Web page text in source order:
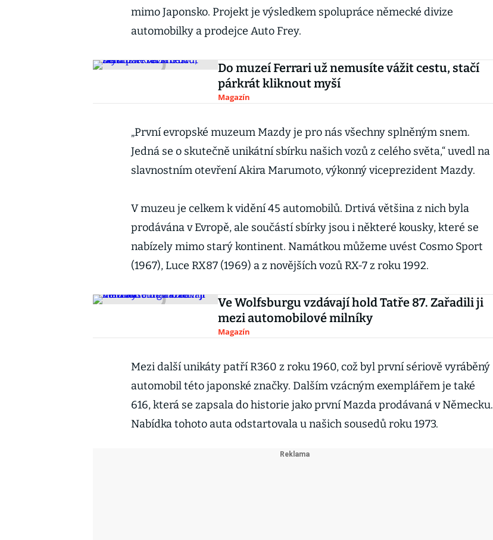
mimo Japonsko. Projekt je výsledkem spolupráce německé divize
automobilky a prodejce Auto Frey.
Do muzeí Ferrari už nemusíte vážit cestu, stačí
párkrát kliknout myší
Magazín
„První evropské muzeum Mazdy je pro nás všechny splněným snem.
Jedná se o skutečně unikátní sbírku našich vozů z celého světa,“ uvedl na
slavnostním otevření Akira Marumoto, výkonný viceprezident Mazdy.
V muzeu je celkem k vidění 45 automobilů. Drtivá většina z nich byla
prodávána v Evropě, ale součástí sbírky jsou i některé kousky, které se
nabízely mimo starý kontinent. Namátkou můžeme uvést Cosmo Sport
(1967), Luce RX87 (1969) a z novějších vozů RX-7 z roku 1992.
Ve Wolfsburgu vzdávají hold Tatře 87. Zařadili ji
mezi automobilové milníky
Magazín
Mezi další unikáty patří R360 z roku 1960, což byl první sériově vyráběný
automobil této japonské značky. Dalším vzácným exemplářem je také
616, která se zapsala do historie jako první Mazda prodávaná v Německu.
Nabídka tohoto auta odstartovala u našich sousedů roku 1973.